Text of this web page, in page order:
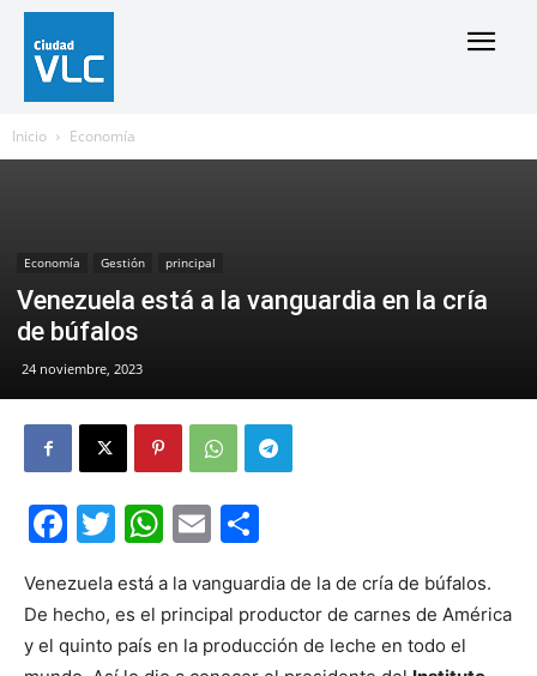
Inicio Economía
Economía Gestión principal
Venezuela está a la vanguardia en la cría
de búfalos
24 noviembre, 2023
Facebook
Twitter
WhatsApp
Email
Venezuela está a la vanguardia de la de cría de búfalos.
De hecho, es el principal productor de carnes de América
y el quinto país en la producción de leche en todo el